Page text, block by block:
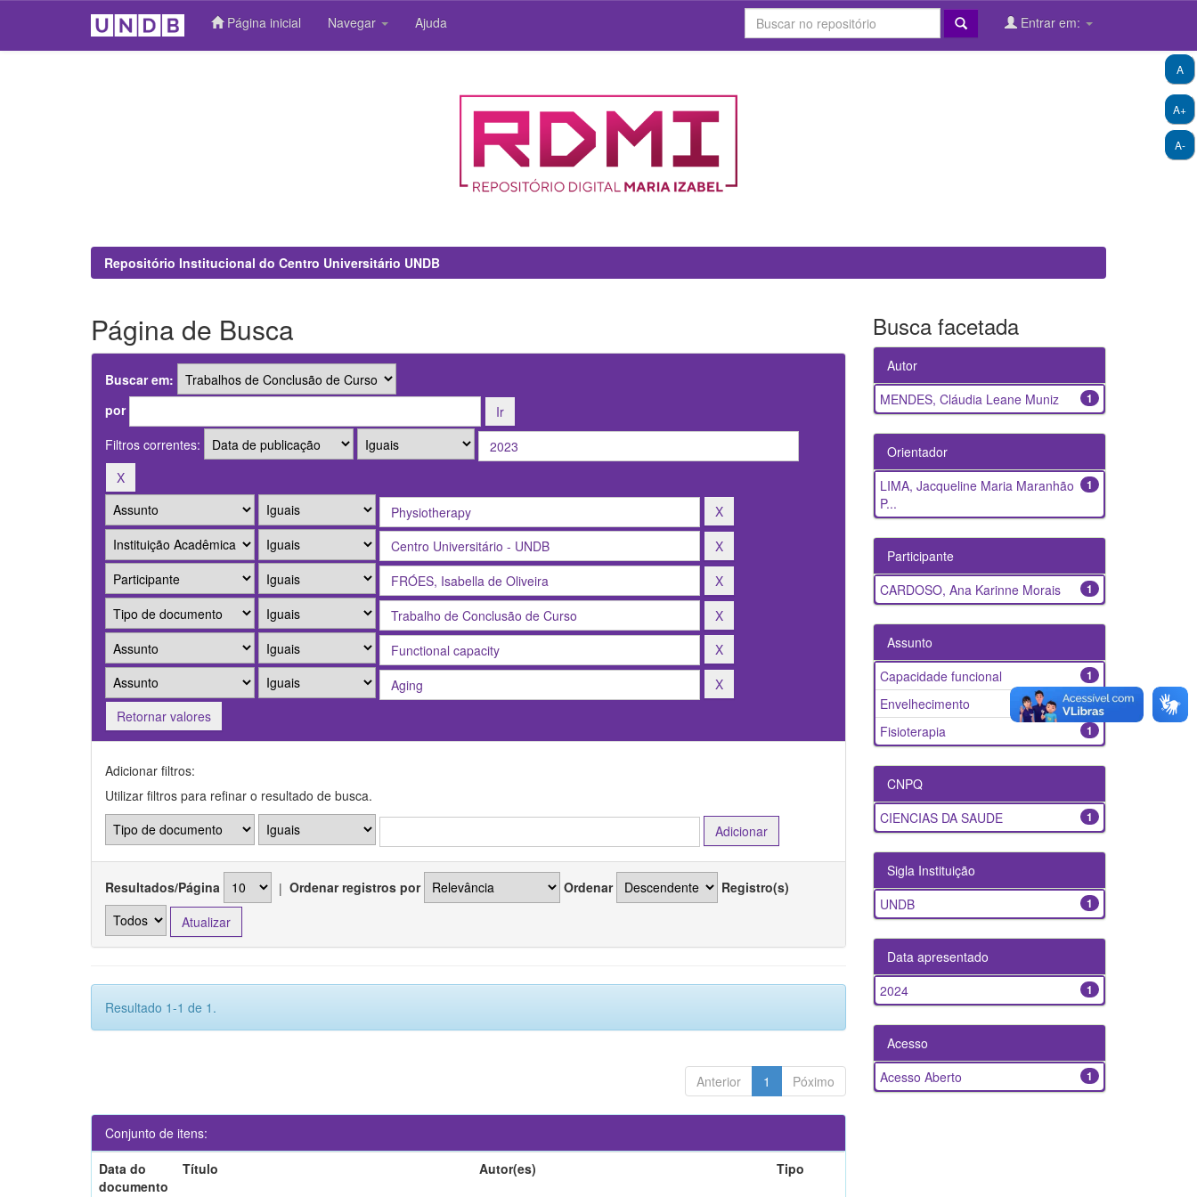
Página inicial Navegar Ajuda Entrar em:
A+
A-
A
Repositório Institucional do Centro Universitário UNDB
Página de Busca
Buscar em:
por
Filtros correntes:
Retornar valores
Adicionar filtros:
Utilizar filtros para refinar o resultado de busca.
Resultados/Página | Ordenar registros por Ordenar Registro(s)
Resultado 1-1 de 1.
Anterior 1 Póximo
Conjunto de itens:
Data do
documento
Título Autor(es) Tipo
Busca facetada
Autor
1
MENDES, Cláudia Leane Muniz
Orientador
1
LIMA, Jacqueline Maria Maranhão
P...
Participante
1
CARDOSO, Ana Karinne Morais
Assunto
1
Capacidade funcional
1
Envelhecimento
1
Fisioterapia
CNPQ
1
CIENCIAS DA SAUDE
Sigla Instituição
1
UNDB
Data apresentado
1
2024
Acesso
1
Acesso Aberto